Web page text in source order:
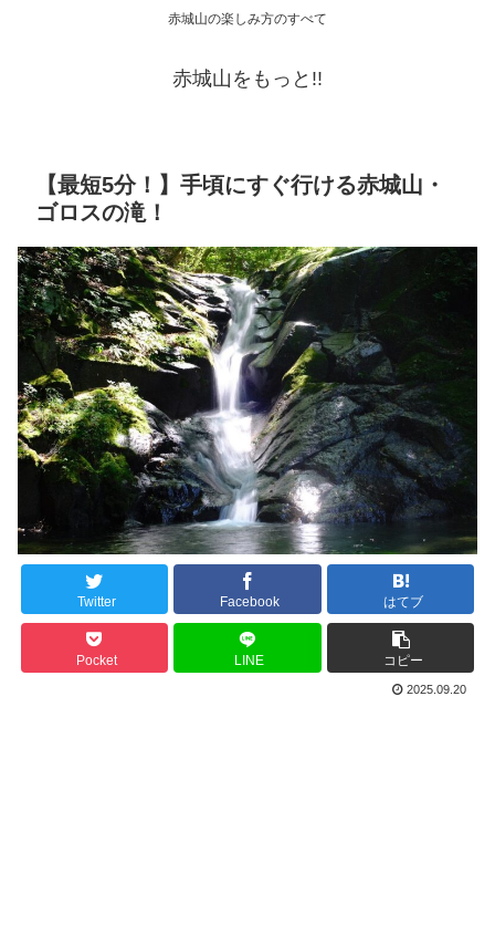
赤城山の楽しみ方のすべて
赤城山をもっと!!
【最短5分！】手頃にすぐ行ける赤城山・
ゴロスの滝！
Twitter Facebook はてブ
Pocket LINE コピー
2025.09.20